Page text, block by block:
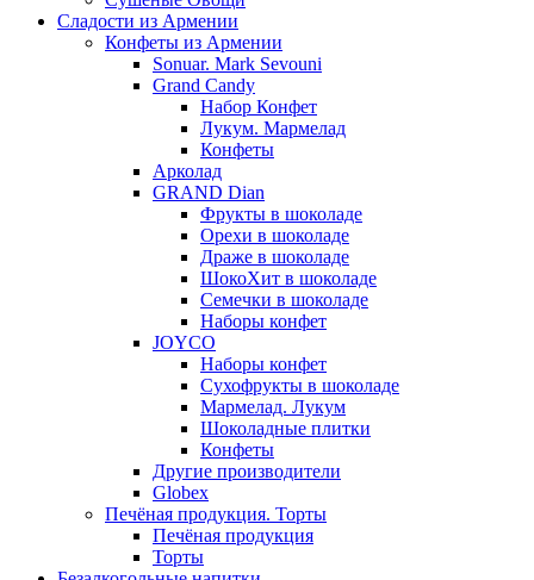
Сладости из Армении
Конфеты из Армении
Sonuar. Mark Sevouni
Grand Candy
Набор Конфет
Лукум. Мармелад
Конфеты
Арколад
GRAND Dian
Фрукты в шоколаде
Орехи в шоколаде
Драже в шоколаде
ШокоХит в шоколаде
Семечки в шоколаде
Наборы конфет
JOYCO
Наборы конфет
Сухофрукты в шоколаде
Мармелад. Лукум
Шоколадные плитки
Конфеты
Другие производители
Globex
Печёная продукция. Торты
Печёная продукция
Торты